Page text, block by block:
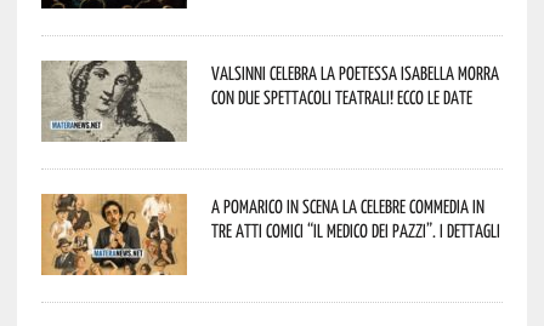
Valsinni celebra la poetessa Isabella Morra
con due spettacoli teatrali! Ecco le date
A Pomarico in scena la celebre commedia in
tre atti comici “Il medico dei pazzi”. I dettagli